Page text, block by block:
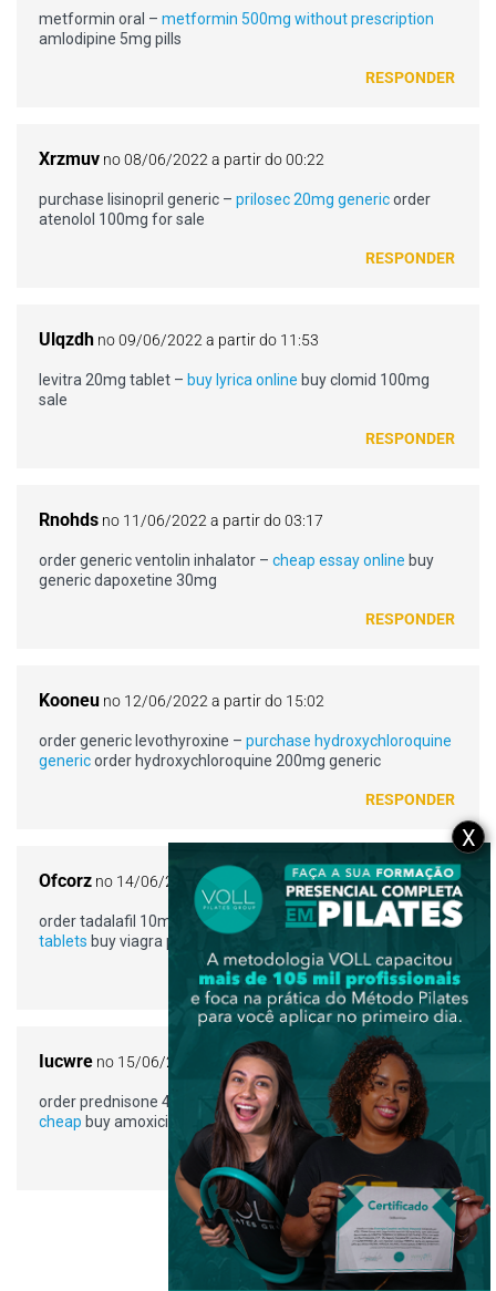
metformin oral – metformin 500mg without prescription
amlodipine 5mg pills
RESPONDER
Xrzmuv no 08/06/2022 a partir do 00:22
purchase lisinopril generic – prilosec 20mg genericorder
atenolol 100mg for sale
RESPONDER
Ulqzdh no 09/06/2022 a partir do 11:53
levitra 20mg tablet – buy lyrica online buy clomid 100mg
sale
RESPONDER
Rnohds no 11/06/2022 a partir do 03:17
order generic ventolin inhalator – cheap essay online buy
generic dapoxetine 30mg
RESPONDER
Kooneu no 12/06/2022 a partir do 15:02
order generic levothyroxine – purchase hydroxychloroquine
genericorder hydroxychloroquine 200mg generic
RESPONDER
Ofcorz no 14/06/2022 a partir do 02:37
order tadalafil 10mg without prescription –cheap tadalafil
tablets buy viagra pill
RESPONDER
Iucwre no 15/06/2022 a partir do 22:32
order prednisone 40mg sale –purchase orlistat online
cheap buy amoxicillin tablets
RESPONDER
X